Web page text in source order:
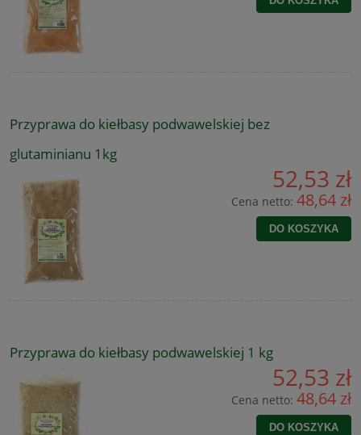
Przyprawa do kiełbasy podwawelskiej bez
glutaminianu 1kg
52,53 zł
Cena netto: 48,64 zł
DO KOSZYKA
Przyprawa do kiełbasy podwawelskiej 1 kg
52,53 zł
Cena netto: 48,64 zł
DO KOSZYKA